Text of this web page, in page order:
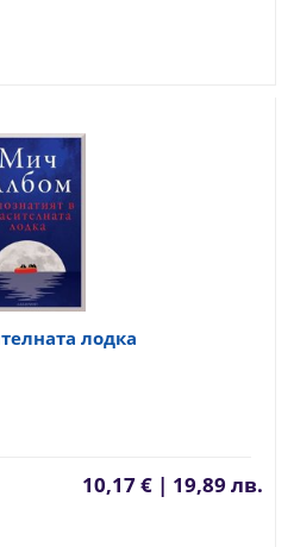
лодка
10,17 € | 19,89 лв.